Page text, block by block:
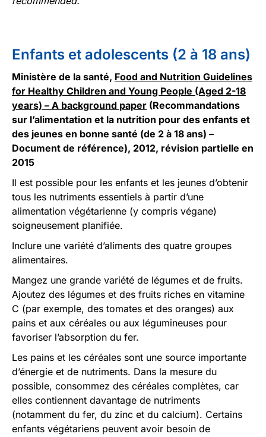
Enfants et adolescents (2 à 18 ans)
Ministère de la santé, Food and Nutrition Guidelines
for Healthy Children and Young People (Aged 2-18
years) – A background paper (Recommandations
sur l’alimentation et la nutrition pour des enfants et
des jeunes en bonne santé (de 2 à 18 ans) –
Document de référence), 2012, révision partielle en
2015
Il est possible pour les enfants et les jeunes d’obtenir
tous les nutriments essentiels à partir d’une
alimentation végétarienne (y compris végane)
soigneusement planifiée.
Inclure une variété d’aliments des quatre groupes
alimentaires.
Mangez une grande variété de légumes et de fruits.
Ajoutez des légumes et des fruits riches en vitamine
C (par exemple, des tomates et des oranges) aux
pains et aux céréales ou aux légumineuses pour
favoriser l’absorption du fer.
Les pains et les céréales sont une source importante
d’énergie et de nutriments. Dans la mesure du
possible, consommez des céréales complètes, car
elles contiennent davantage de nutriments
(notamment du fer, du zinc et du calcium). Certains
enfants végétariens peuvent avoir besoin de